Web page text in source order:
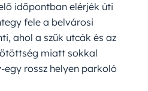
időpontban elérjék úti
fele a belvárosi
ahol a szűk utcák és az
miatt sokkal
egy rossz helyen parkoló